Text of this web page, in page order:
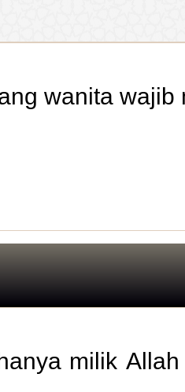
wanita
milik Allah